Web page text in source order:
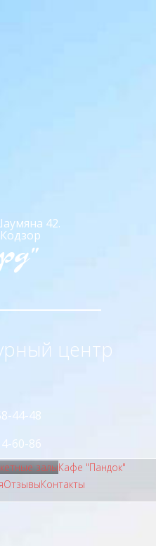
42.
центр
44-48
60-86
залыКафе "Пандок"
ОтзывыКонтакты